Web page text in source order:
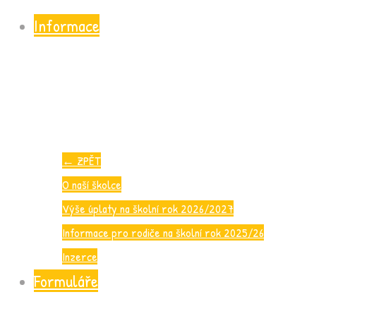
Informace
← ZPĚT
O naší školce
Výše úplaty na školní rok 2026/2027
Informace pro rodiče na školní rok 2025/26
Inzerce
Formuláře